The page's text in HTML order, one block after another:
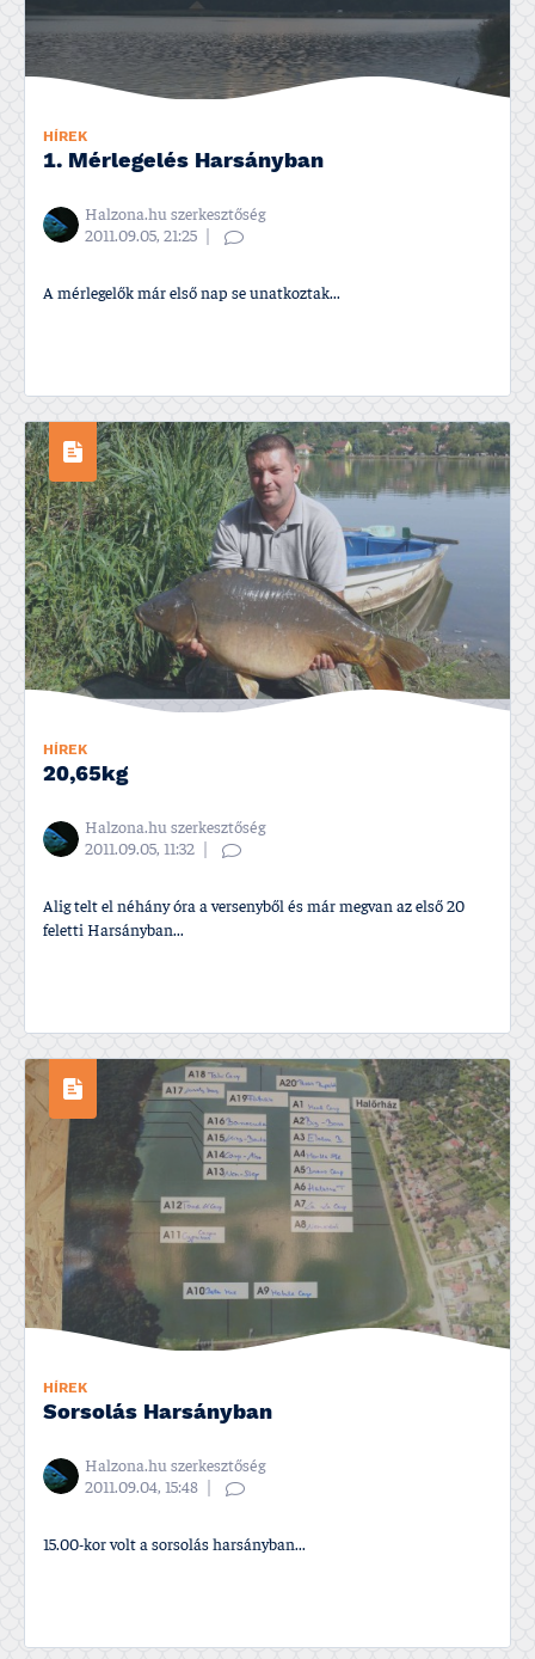
HÍREK
1. Mérlegelés Harsányban
Halzona.hu szerkesztőség
2011.09.05, 21:25
A mérlegelők már első nap se unatkoztak...
HÍREK
20,65kg
Halzona.hu szerkesztőség
2011.09.05, 11:32
Alig telt el néhány óra a versenyből és már megvan az első 20
feletti Harsányban...
HÍREK
Sorsolás Harsányban
Halzona.hu szerkesztőség
2011.09.04, 15:48
15.00-kor volt a sorsolás harsányban...